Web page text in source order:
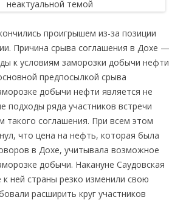
проигрышем из-за позиции
Причина срыва соглашения в Дохе —
к условиям заморозки добычи нефти
предпосылкой срыва
добычи нефти является не
подходы ряда участников встречи
такого соглашения. При всем этом
что цена на нефть, которая была
в Дохе, учитывала возможное
добычи. Накануне Саудовская
к ней страны резко изменили свою
расширить круг участников